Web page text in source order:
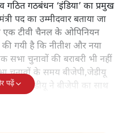
गठित गठबंधन ‘इंडिया’ का प्रमुख
पद का उम्मीदवार बताया जा
एक टीवी चैनल के ओपिनियन
गयी है कि नीतीश और नया
चुनावों की बराबरी भी नहीं
चुनावों के समय बीजेपी,जेडीयू
अब जेडीयू ने बीजेपी का साथ
पढ़ें